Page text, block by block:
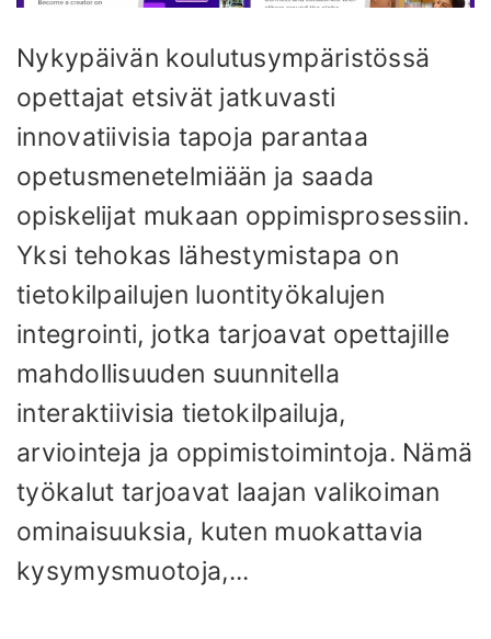
Nykypäivän koulutusympäristössä
opettajat etsivät jatkuvasti
innovatiivisia tapoja parantaa
opetusmenetelmiään ja saada
opiskelijat mukaan oppimisprosessiin.
Yksi tehokas lähestymistapa on
tietokilpailujen luontityökalujen
integrointi, jotka tarjoavat opettajille
mahdollisuuden suunnitella
interaktiivisia tietokilpailuja,
arviointeja ja oppimistoimintoja. Nämä
työkalut tarjoavat laajan valikoiman
ominaisuuksia, kuten muokattavia
kysymysmuotoja,...